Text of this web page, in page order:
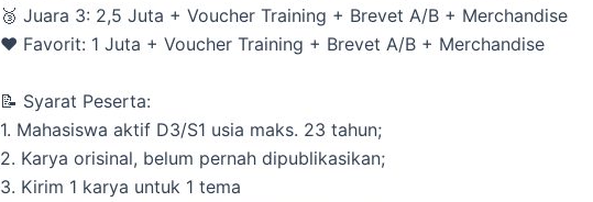
🥉 Juara 3: 2,5 Juta + Voucher Training + Brevet A/B + Merchandise
❤️ Favorit: 1 Juta + Voucher Training + Brevet A/B + Merchandise
📝 Syarat Peserta:
1.⁠ ⁠Mahasiswa aktif D3/S1 usia maks. 23 tahun;
2.⁠ ⁠Karya orisinal, belum pernah dipublikasikan;
3.⁠ ⁠Kirim 1 karya untuk 1 tema